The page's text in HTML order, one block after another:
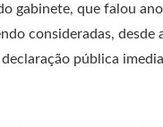
gabinete, que falou
consideradas,
pública